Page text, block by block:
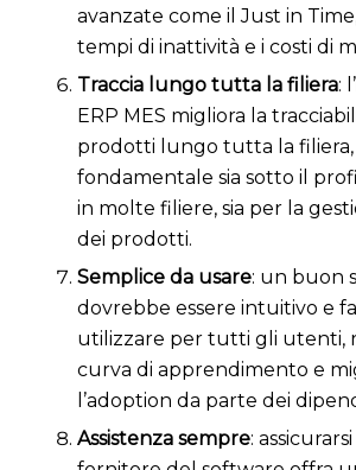
avanzate come il Just in
tempi di inattività e i costi di
Traccia lungo tutta la filiera:
ERP MES migliora la
prodotti lungo tutta la filiera,
fondamentale sia sotto il
in molte filiere, sia per la
dei prodotti.
Semplice da usare: un buon
dovrebbe essere intuitivo e
utilizzare per tutti gli utenti,
curva di apprendimento e
l’adoption da parte dei
Assistenza sempre: assicurarsi